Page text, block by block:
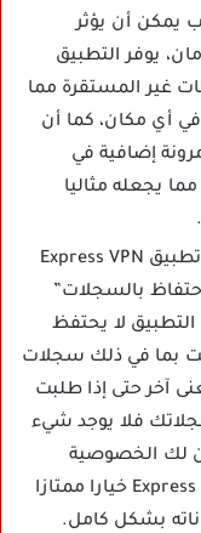
يمكن أن يؤثر
يوفر التطبيق
غير المستقرة مما
أي مكان، كما أن
إضافية في
يجعله مثاليا
أحد أبرز مزايا تحميل تطبيق Express VPN
بالسجلات”
التطبيق لا يحتفظ
بما في ذلك سجلات
آخر حتى إذا طلبت
فلا يوجد شيء
لك الخصوصية
التامة أثناء التصفح مما يجعل Express VPN خيارا ممتازا
بشكل كامل.